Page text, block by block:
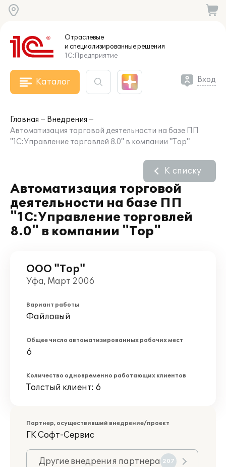
Отраслевые
и специализированныерешения
1С:Предприятие
Каталог Вход
Главная
Внедрения
Автоматизация торговой деятельности на базе ПП
"1С:Управление торговлей 8.0" в компании "Тор"
Автоматизация торговой
деятельности на базе ПП
"1С:Управление торговлей
8.0" в компании "Тор"
К списку
ООО "Тор"
Уфа, Март 2006
Вариант работы
Файловый
Общее число автоматизированных рабочих мест
6
Количество одновременно работающих клиентов
Толстый клиент: 6
Партнер, осуществивший внедрение/проект
ГK Софт-Сервис
Другие внедрения партнера 207